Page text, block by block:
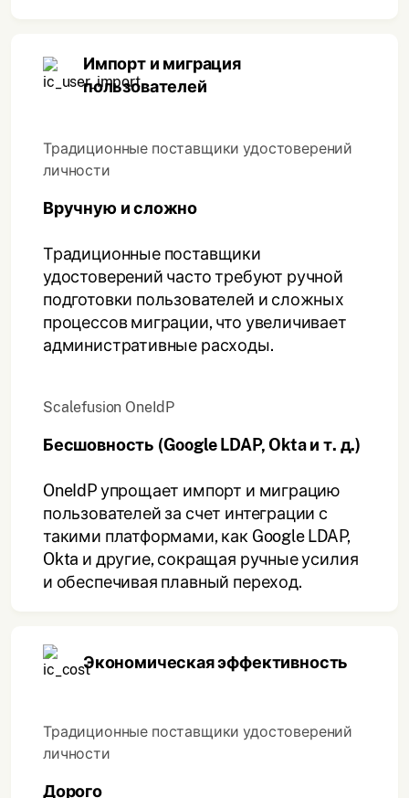
Импорт и миграция
пользователей
Традиционные поставщики удостоверений
личности
Вручную и сложно
Традиционные поставщики
удостоверений часто требуют ручной
подготовки пользователей и сложных
процессов миграции, что увеличивает
административные расходы.
Scalefusion OneIdP
Бесшовность (Google LDAP, Okta и т. д.)
OneIdP упрощает импорт и миграцию
пользователей за счет интеграции с
такими платформами, как Google LDAP,
Okta и другие, сокращая ручные усилия
и обеспечивая плавный переход.
Экономическая эффективность
Традиционные поставщики удостоверений
личности
Дорого